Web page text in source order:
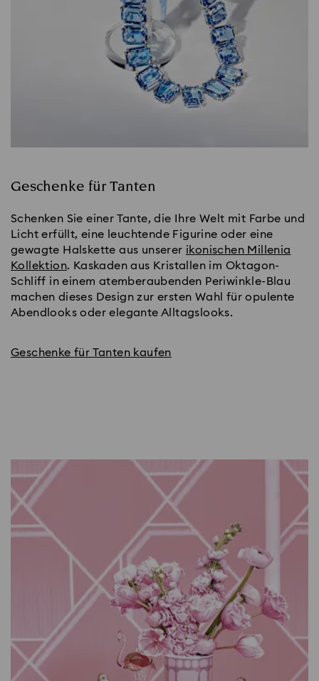
Geschenke für Tanten
Schenken Sie einer Tante, die Ihre Welt mit Farbe und
Licht erfüllt, eine leuchtende Figurine oder eine
gewagte Halskette aus unserer ikonischen Millenia
Kollektion. Kaskaden aus Kristallen im Oktagon-
Schliff in einem atemberaubenden Periwinkle-Blau
machen dieses Design zur ersten Wahl für opulente
Abendlooks oder elegante Alltagslooks.
Geschenke für Tanten kaufen